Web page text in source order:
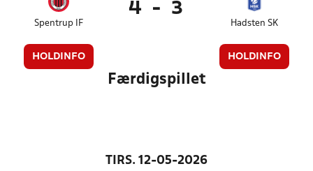
Spentrup IF
HOLDINFO
4 - 3
Hadsten SK
HOLDINFO
Færdigspillet
TIRS. 12-05-2026